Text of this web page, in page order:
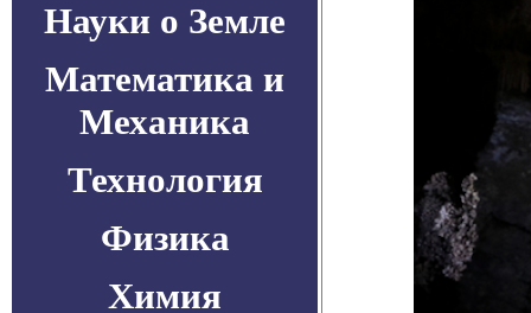
Науки о Земле
Математика и
Механика
Технология
Физика
Химия